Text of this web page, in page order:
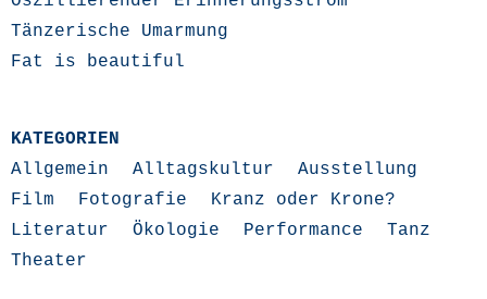
Tänzerische Umarmung
Fat is beautiful
KATEGORIEN
Allgemein
Alltagskultur
Ausstellung
Film
Fotografie
Kranz oder Krone?
Literatur
Ökologie Performance
Tanz
Theater